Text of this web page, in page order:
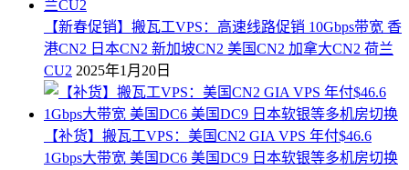
【新春促销】搬瓦工VPS：高速线路促销 10Gbps带宽 香
港CN2 日本CN2 新加坡CN2 美国CN2 加拿大CN2 荷兰
CU2 2025年1月20日
【补货】搬瓦工VPS：美国CN2 GIA VPS 年付$46.6
1Gbps大带宽 美国DC6 美国DC9 日本软银等多机房切换